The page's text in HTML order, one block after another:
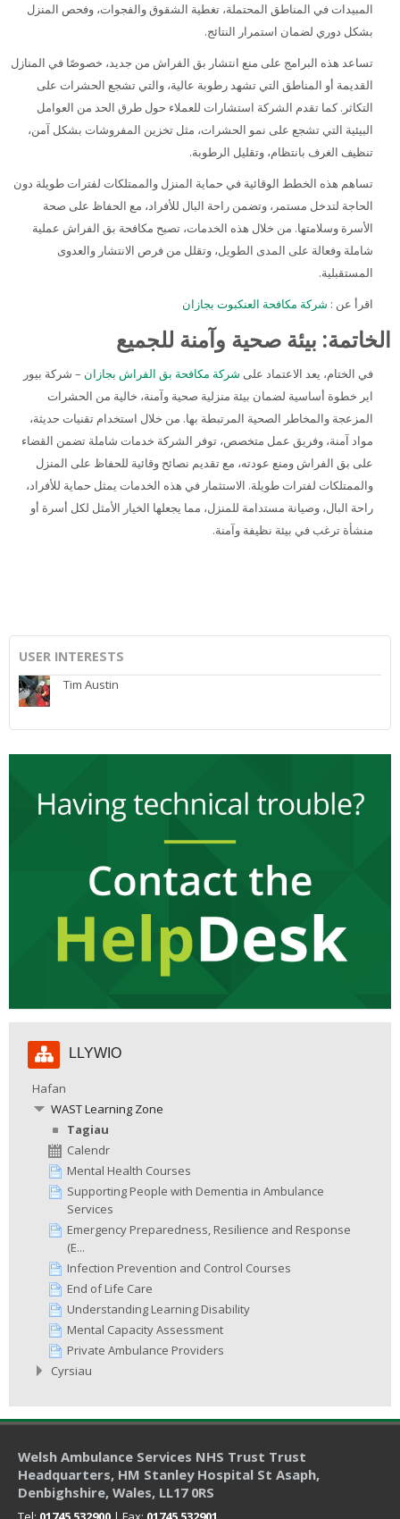
المبيدات في المناطق المحتملة، تغطية الشقوق والفجوات، وفحص المنزل
بشكل دوري لضمان استمرار النتائج.
تساعد هذه البرامج على منع انتشار بق الفراش من جديد، خصوصًا في المنازل
القديمة أو المناطق التي تشهد رطوبة عالية، والتي تشجع الحشرات على
التكاثر. كما تقدم الشركة استشارات للعملاء حول طرق الحد من العوامل
البيئية التي تشجع على نمو الحشرات، مثل تخزين المفروشات بشكل آمن،
تنظيف الغرف بانتظام، وتقليل الرطوبة.
تساهم هذه الخطط الوقائية في حماية المنزل والممتلكات لفترات طويلة دون
الحاجة لتدخل مستمر، وتضمن راحة البال للأفراد، مع الحفاظ على صحة
الأسرة وسلامتها. من خلال هذه الخدمات، تصبح مكافحة بق الفراش عملية
شاملة وفعالة على المدى الطويل، وتقلل من فرص الانتشار والعدوى
المستقبلية.
اقرأ عن : شركة مكافحة العنكبوت بجازان
الخاتمة: بيئة صحية وآمنة للجميع
في الختام، يعد الاعتماد على شركة مكافحة بق الفراش بجازان – شركة بيور
اير خطوة أساسية لضمان بيئة منزلية صحية وآمنة، خالية من الحشرات
المزعجة والمخاطر الصحية المرتبطة بها. من خلال استخدام تقنيات حديثة،
مواد آمنة، وفريق عمل متخصص، توفر الشركة خدمات شاملة تضمن القضاء
على بق الفراش ومنع عودته، مع تقديم نصائح وقائية للحفاظ على المنزل
والممتلكات لفترات طويلة. الاستثمار في هذه الخدمات يمثل حماية للأفراد،
راحة البال، وصيانة مستدامة للمنزل، مما يجعلها الخيار الأمثل لكل أسرة أو
منشأة ترغب في بيئة نظيفة وآمنة.
USER INTERESTS
Tim Austin
Llywio
LLYWIO
Hafan
WAST Learning Zone
Tagiau
Calendr
Mental Health Courses
Supporting People with Dementia in Ambulance
Services
Emergency Preparedness, Resilience and Response
(E...
Infection Prevention and Control Courses
End of Life Care
Understanding Learning Disability
Mental Capacity Assessment
Private Ambulance Providers
Cyrsiau
Welsh Ambulance Services NHS Trust Trust
Headquarters, HM Stanley Hospital St Asaph,
Denbighshire, Wales, LL17 0RS